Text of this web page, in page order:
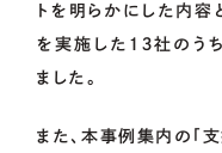
トを明らかにした内容
を実施した１３社のう
ました。
また、本事例集内の「